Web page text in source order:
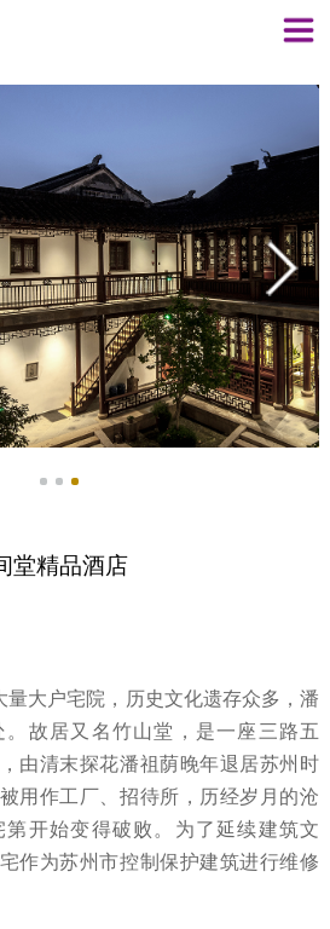
堂精品酒店
量大户宅院，历史文化遗存众多，潘
故居又名竹山堂，是一座三路五
由清末探花潘祖荫晚年退居苏州时
用作工厂、招待所，历经岁月的沧
开始变得破败。为了延续建筑文
作为苏州市控制保护建筑进行维修